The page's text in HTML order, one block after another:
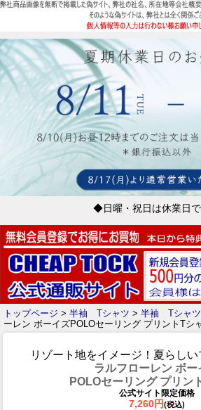
◆日曜・祝日は休業日
トップページ > 半袖 Tシャツ > 半袖 Tシャツ
ーレン ボーイズPOLOセーリング プリントTシ
リゾート地をイメージ！夏らし
ラルフローレン ボー
POLOセーリング プリン
公式サイト限定価格
7,260円(税込)